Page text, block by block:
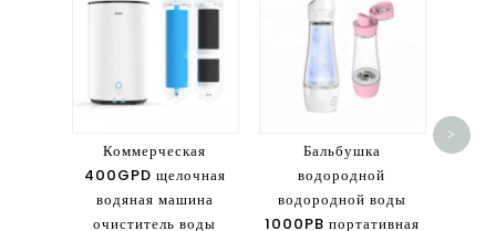
Коммерческая
400GPD щелочная
водяная машина
очиститель воды
Бальбушка
водородной
водородной воды
1000PB портативная
>